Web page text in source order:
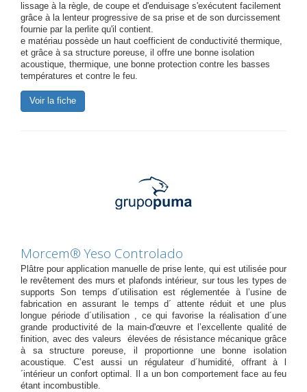
lissage à la règle, de coupe et d'enduisage s'exécutent facilement
grâce à la lenteur progressive de sa prise et de son durcissement
fournie par la perlite qu'il contient.
e matériau possède un haut coefficient de conductivité thermique,
et grâce à sa structure poreuse, il offre une bonne isolation
acoustique, thermique, une bonne protection contre les basses
températures et contre le feu.
Voir la fiche
Morcem® Yeso Controlado
Plâtre pour application manuelle de prise lente, qui est utilisée pour
le revêtement des murs et plafonds intérieur, sur tous les types de
supports Son temps d´utilisation est réglementée à l’usine de
fabrication en assurant le temps d´ attente réduit et une plus
longue période d´utilisation , ce qui favorise la réalisation d´une
grande productivité de la main-d'œuvre et l’excellente qualité de
finition, avec des valeurs élevées de résistance mécanique grâce
à sa structure poreuse, il proportionne une bonne isolation
acoustique. C’est aussi un régulateur d´humidité, offrant à l
´intérieur un confort optimal. Il a un bon comportement face au feu
étant incombustible.